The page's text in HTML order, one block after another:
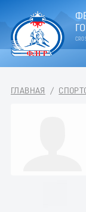
ГЛАВНАЯ /